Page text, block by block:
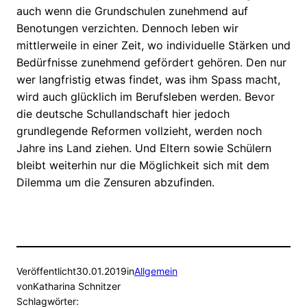
auch wenn die Grundschulen zunehmend auf
Benotungen verzichten. Dennoch leben wir
mittlerweile in einer Zeit, wo individuelle Stärken und
Bedürfnisse zunehmend gefördert gehören. Den nur
wer langfristig etwas findet, was ihm Spass macht,
wird auch glücklich im Berufsleben werden. Bevor
die deutsche Schullandschaft hier jedoch
grundlegende Reformen vollzieht, werden noch
Jahre ins Land ziehen. Und Eltern sowie Schülern
bleibt weiterhin nur die Möglichkeit sich mit dem
Dilemma um die Zensuren abzufinden.
Veröffentlicht30.01.2019inAllgemein
vonKatharina Schnitzer
Schlagwörter: